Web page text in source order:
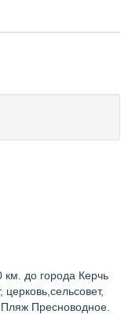
до города Керчь
Пресноводное.